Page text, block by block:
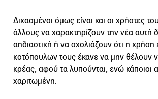
Διχασμένοι όμως είναι και οι χρήστες
άλλους να χαρακτηρίζουν την νέα αυτή
αηδιαστική ή να σχολιάζουν ότι η
κοτόπουλων τους έκανε να μην θέλουν
κρέας, αφού τα λυπούνται, ενώ κάποιοι
χαριτωμένη.